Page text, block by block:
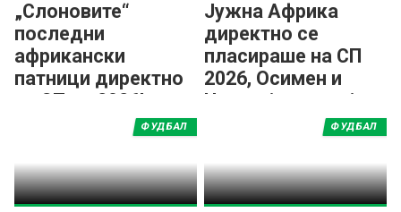
„Слоновите“
последни
африкански
патници директно
на СП во 2026!
Јужна Африка
директно се
пласираше на СП
2026, Осимен и
Нигерија во плеј-
ФУДБАЛ ФУДБАЛ